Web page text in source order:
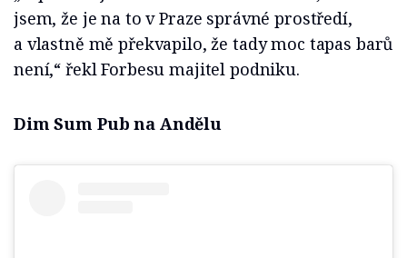
jsem, že je na to v Praze správné prostředí,
a vlastně mě překvapilo, že tady moc tapas barů
není,“ řekl Forbesu majitel podniku.
Dim Sum Pub na Andělu